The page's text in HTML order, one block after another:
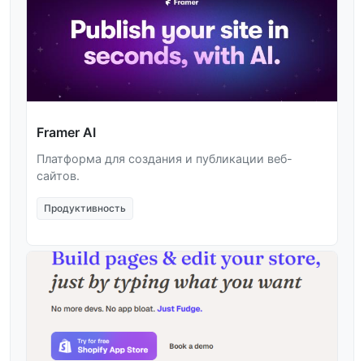
Framer AI
Платформа для создания и публикации веб-
сайтов.
Продуктивность